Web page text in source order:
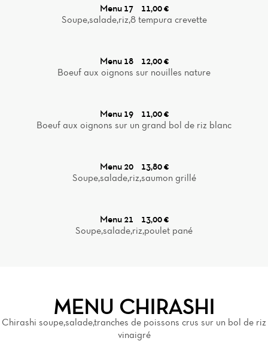
Menu 17
11,00 €
Soupe,salade,riz,8 tempura crevette
Menu 18
12,00 €
Boeuf aux oignons sur nouilles nature
Menu 19
11,00 €
Boeuf aux oignons sur un grand bol de riz blanc
Menu 20
13,80 €
Soupe,salade,riz,saumon grillé
Menu 21
13,00 €
Soupe,salade,riz,poulet pané
MENU CHIRASHI
Chirashi soupe,salade,tranches de poissons crus sur un bol de riz
vinaigré